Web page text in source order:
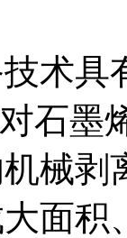
具
墨烯
械剥
面积